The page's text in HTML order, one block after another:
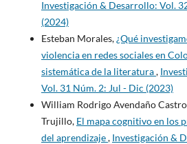
Investigación & Desarrollo: Vol.
(2024)
Esteban Morales,¿Qué
violencia en redes sociales en
sistemática de la literatura,
Vol. 31 Núm. 2: Jul - Dic (2023)
William Rodrigo Avendaño
Trujillo, El mapa cognitivo en los
del aprendizaje, Investigación &